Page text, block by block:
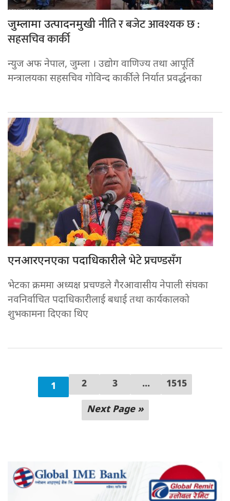
जुम्लामा उत्पादनमुखीनीति र बजेट आवश्यक छ :
सहसचिव कार्की
न्युज अफ नेपाल, जुम्ला । उद्योग वाणिज्य तथा आपूर्ति
मन्त्रालयका सहसचिव गोविन्द कार्कीले निर्यात प्रवर्द्धनका
एनआरएनएका पदाधिकारीलेभेटे प्रचण्डसँग
भेटका क्रममा अध्यक्ष प्रचण्डले गैरआवासीय नेपाली संघका
नवनिर्वाचित पदाधिकारीलाई बधाई तथा कार्यकालको
शुभकामना दिएका थिए
1 2 3 ... 1515
Next Page »